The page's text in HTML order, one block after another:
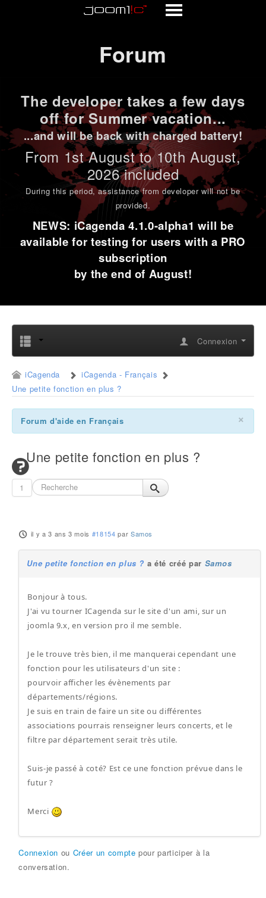
Forum
The developer takes a few days
off for Summer vacation...
...and will be back with charged battery!
From 1stAugust to 10th August,
2026 included
During this period,assistance from developer will not be
provided.
NEWS: iCagenda 4.1.0-alpha1 will be
available for testing for users with a PRO
subscription
by the end of August!
Connexion
iCagenda
iCagenda - Français
Une petite fonction en plus ?
×
Forum d'aide en Français
Une petite fonction en plus ?
1
il y a 3 ans 3 mois #18154 par Samos
Une petite fonction en plus ? a été créé par Samos
Bonjour à tous.
J'ai vu tourner ICagenda sur le site d'un ami, sur un
joomla 9.x, en version pro il me semble.
Je le trouve très bien, il me manquerai cependant une
fonction pour les utilisateurs d'un site :
pourvoir afficher les évènements par
départements/régions.
Je suis en train de faire un site ou différentes
associations pourrais renseigner leurs concerts, et le
filtre par département serait très utile.
Suis-je passé à coté? Est ce une fonction prévue dans le
futur ?
Merci
Connexion ou Créer un compte pour participer à la
conversation.